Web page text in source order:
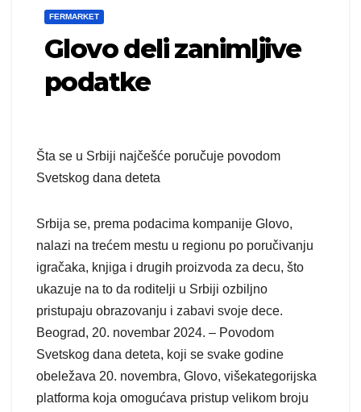
FERMARKET
Glovo deli zanimljive
podatke
Šta se u Srbiji najčešće poručuje povodom
Svetskog dana deteta
Srbija se, prema podacima kompanije Glovo,
nalazi na trećem mestu u regionu po poručivanju
igračaka, knjiga i drugih proizvoda za decu, što
ukazuje na to da roditelji u Srbiji ozbiljno
pristupaju obrazovanju i zabavi svoje dece.
Beograd, 20. novembar 2024. – Povodom
Svetskog dana deteta, koji se svake godine
obeležava 20. novembra, Glovo, višekategorijska
platforma koja omogućava pristup velikom broju